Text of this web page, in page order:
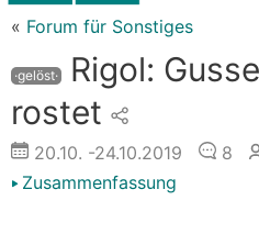
« Forum für Sonstiges
·gelöst·
Rigol:
rostet
20.10. -24.10.2019 8
Zusammenfassung